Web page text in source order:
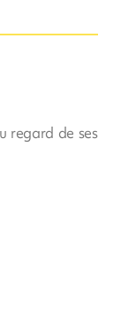
regard de ses